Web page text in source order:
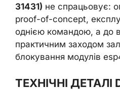
31431) не спрацьовує:
proof-of-concept,
однією командою, а до
практичним заходом
блокування модулів
ТЕХНІЧНІ ДЕТАЛІ